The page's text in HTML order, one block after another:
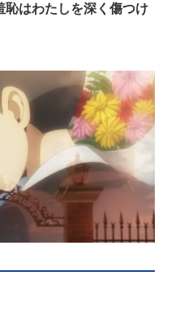
恥はわたしを深く傷つけ